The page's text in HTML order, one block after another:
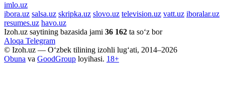
imlo.uz
ibora.uz salsa.uz skripka.uz slovo.uz television.uz vatt.uz iboralar.uz
resumes.uz havo.uz
Izoh.uz saytining bazasida jami 36 162 ta so‘z bor
Aloqa Telegram
© Izoh.uz — O‘zbek tilining izohli lug‘ati, 2014–2026
Obuna va GoodGroup loyihasi. 18+